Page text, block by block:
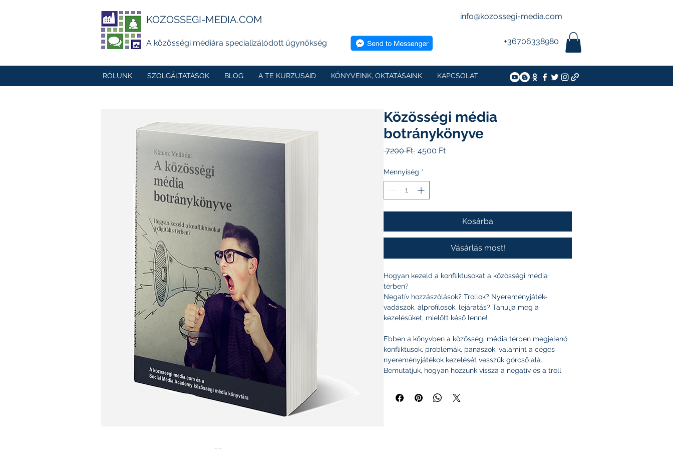
KOZOSSEGI-MEDIA.COM
A közösségi médiára specializálódott ügynökség
info@kozossegi-media.com
+36706338980
RÓLUNK SZOLGÁLTATÁSOK BLOG A TE KURZUSAID KÖNYVEINK, OKTATÁSAINK KAPCSOLAT
Közösségi média
botránykönyve
7200 Ft Szokásos
4500 FtAkciós
Mennyiség *
Kosárba
Vásárlás most!
Hogyan kezeld a konfliktusokat a közösségi média
térben?
Negatív hozzászólások? Trollok? Nyereményjáték-
vadászok, álprofilosok, lejáratás? Tanulja meg a
kezelésüket, mielőtt késő lenne!
Ebben a könyvben a közösségi média térben megjelenő
konfliktusok, problémák, panaszok, valamint a céges
nyereményjátékok kezelését vesszük górcső alá.
Bemutatjuk, hogyan hozzunk vissza a negatív és a troll
veszélye.